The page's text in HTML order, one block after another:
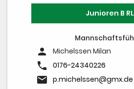
"Jetzt Mitglied
Trainer
Junioren B RL
person Michelssen Milan
phone 0176-24340226
email p.michelssen@gmx.de